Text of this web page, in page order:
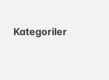
Kategoriler